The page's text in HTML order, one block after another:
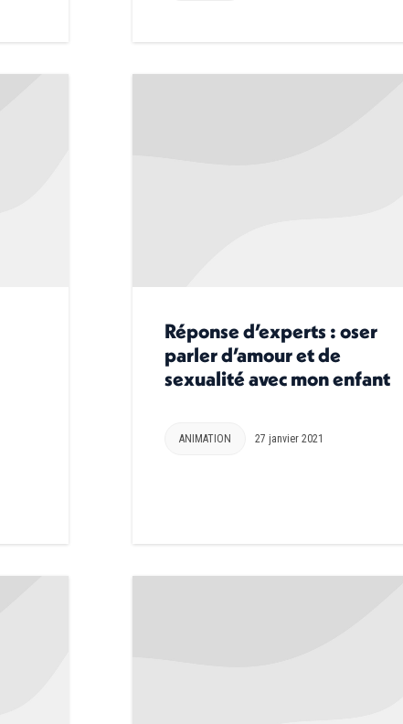
Réponse d’experts : oser
parler d’amour et de
sexualité avec mon enfant
ANIMATION 27 janvier 2021